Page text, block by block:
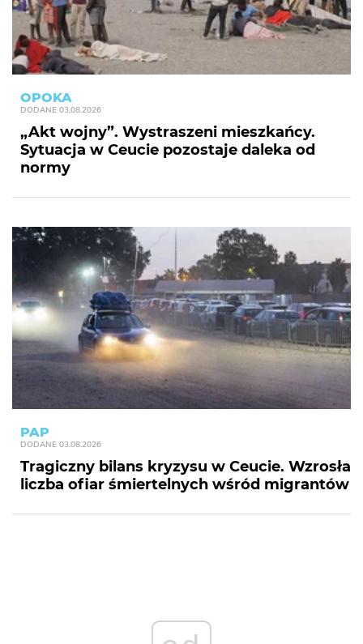
OPOKA
DODANE 03.08.2026
„Akt wojny”. Wystraszeni mieszkańcy.
Sytuacja w Ceucie pozostaje daleka od
normy
PAP
DODANE 03.08.2026
Tragiczny bilans kryzysu w Ceucie. Wzrosła
liczba ofiar śmiertelnych wśród migrantów